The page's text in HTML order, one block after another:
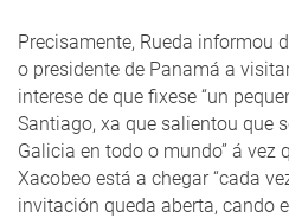
Precisamente, Rueda informou
o presidente de Panamá a
interese de que fixese “un
Santiago, xa que salientou que
Galicia en todo o mundo” á vez
Xacobeo está a chegar “cada
invitación queda aberta, cando